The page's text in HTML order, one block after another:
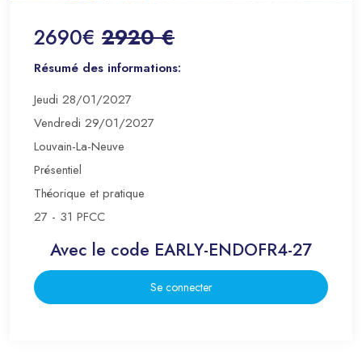
2690€ 2920 €
Résumé des informations:
Jeudi 28/01/2027
Vendredi 29/01/2027
Louvain-La-Neuve
Présentiel
Théorique et pratique
27 - 31 PFCC
Avec le code EARLY-ENDOFR4-27
Se connecter